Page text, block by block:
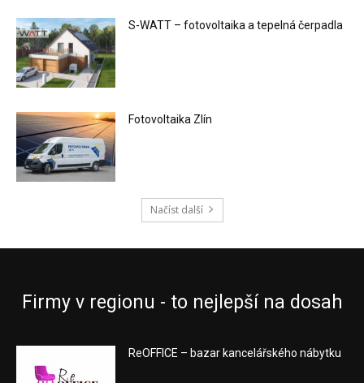
S-WATT – fotovoltaika a tepelná čerpadla
Fotovoltaika Zlín
Načíst další
Firmy v regionu - to nejlepší na dosah
ReOFFICE – bazar kancelářského nábytku